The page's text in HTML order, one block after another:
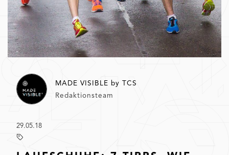
MADE VISIBLE by TCS
Redaktionsteam
29.05.18